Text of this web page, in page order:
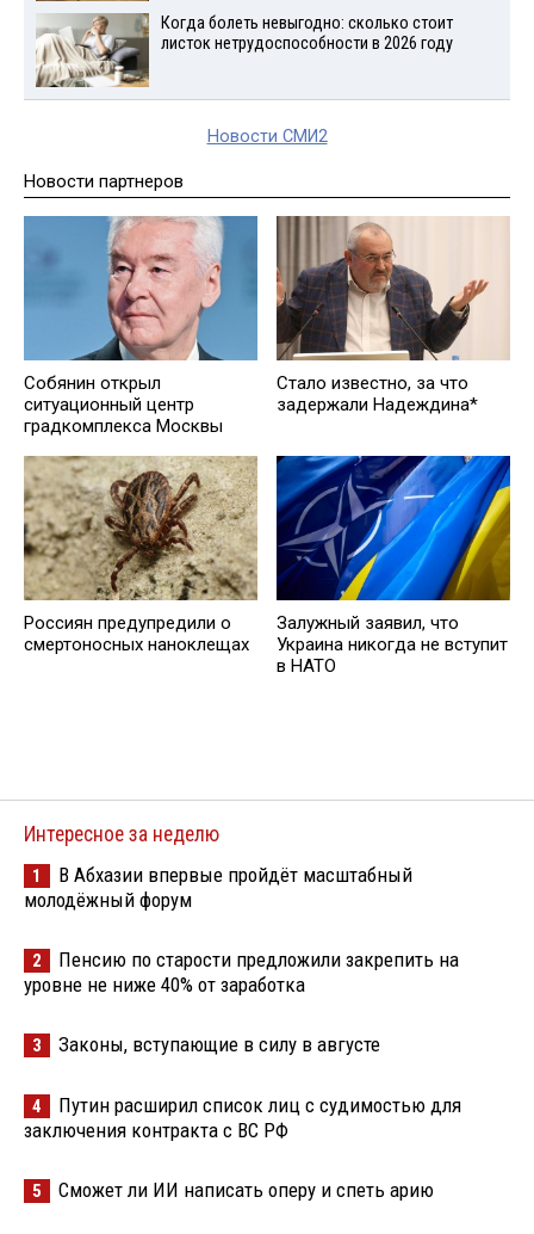
Когда болеть невыгодно: сколько стоит
листок нетрудоспособности в 2026 году
Новости СМИ2
Новости партнеров
Собянин открыл
ситуационный центр
градкомплекса Москвы
Стало известно, за что
задержали Надеждина*
Россиян предупредили о
смертоносных наноклещах
Залужный заявил, что
Украина никогда не вступит
в НАТО
Интересное за неделю
1
В Абхазии впервые пройдёт масштабный
молодёжный форум
2
Пенсию по старости предложили закрепить на
уровне не ниже 40% от заработка
3 Законы, вступающие в силу в августе
4
Путин расширил список лиц с судимостью для
заключения контракта с ВС РФ
5 Сможет ли ИИ написать оперу и спеть арию